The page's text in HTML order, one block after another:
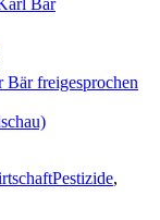
Bär freigesprochen
Schlagworte
Pestizide,